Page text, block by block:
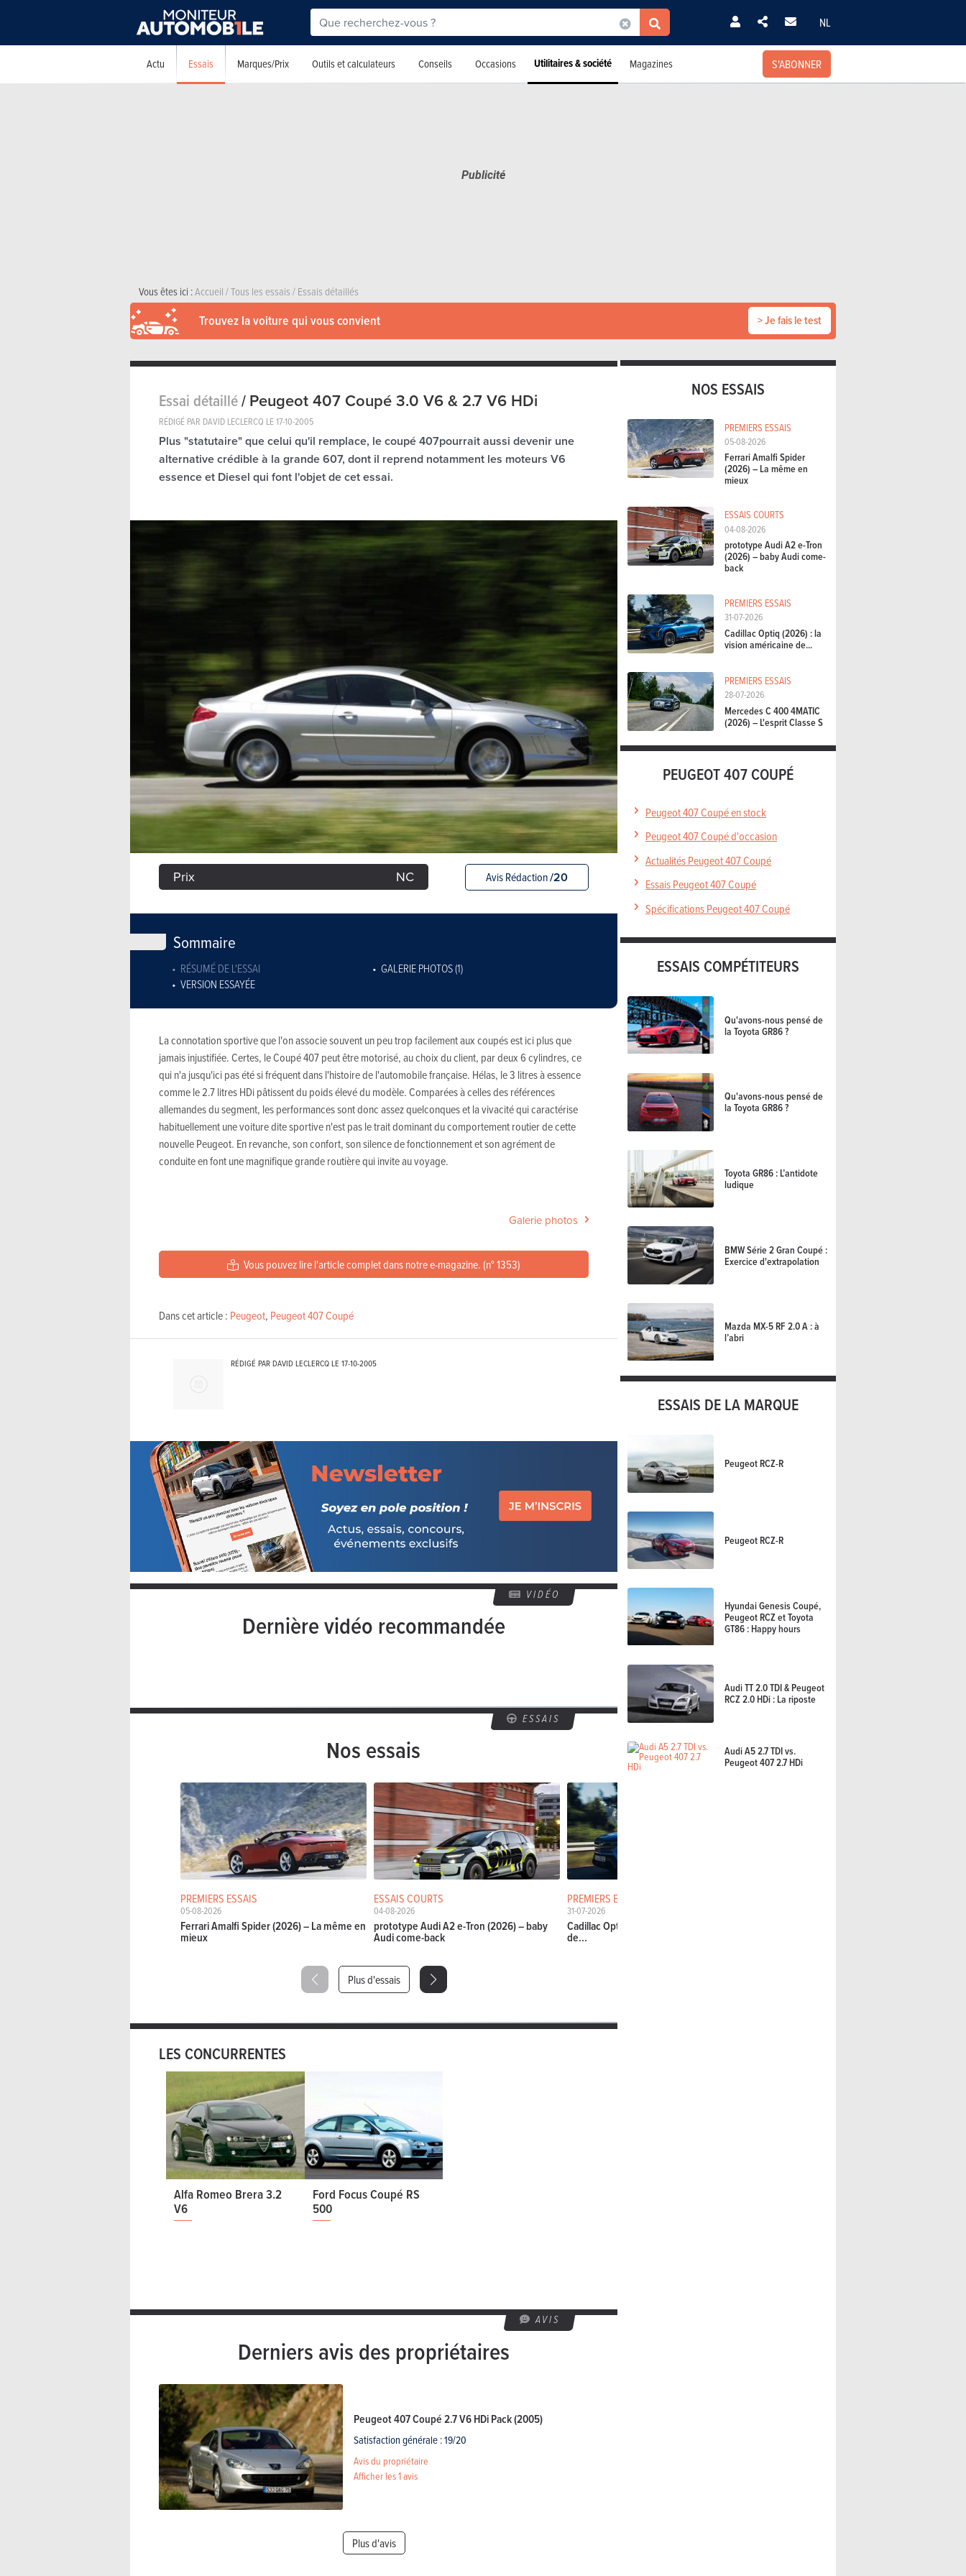
NL
Actu Essais Marques/Prix Outils et calculateurs Conseils Occasions Utilitaires & société Magazines S'ABONNER
Vous êtes ici :Accueil/Tous les essais/Essais détaillés
Trouvez la voiture qui vous convient > Je fais le test
Essai détaillé/Peugeot 407 Coupé 3.0 V6 & 2.7 V6 HDi
RÉDIGÉ PAR DAVID LECLERCQ LE17-10-2005
Plus "statutaire" que celui qu'il remplace, le coupé 407pourrait aussi devenir une
alternative crédible à la grande 607, dont il reprend notamment les moteurs V6
essence et Diesel qui font l'objet de cet essai.
Prix NC Avis Rédaction/20
Sommaire
RÉSUMÉ DE L'ESSAI
GALERIE PHOTOS (1)
VERSION ESSAYÉE
La connotation sportive que l'on associe souvent un peu trop facilement aux coupés est ici plus que
jamais injustifiée. Certes, le Coupé 407 peut être motorisé, au choix du client, par deux 6 cylindres, ce
qui n'a jusqu'ici pas été si fréquent dans l'histoire de l'automobile française. Hélas, le 3 litres à essence
comme le 2.7 litres HDi pâtissent du poids élevé du modèle. Comparées à celles des références
allemandes du segment, les performances sont donc assez quelconques et la vivacité qui caractérise
habituellement une voiture dite sportive n'est pas le trait dominant du comportement routier de cette
nouvelle Peugeot. En revanche, son confort, son silence de fonctionnement et son agrément de
conduite en font une magnifique grande routière qui invite au voyage.
Galerie photos
Vous pouvez lire l'article complet dans notre e-magazine. (n° 1353)
Dans cet article : Peugeot, Peugeot 407 Coupé
RÉDIGÉ PAR DAVID LECLERCQ LE 17-10-2005
VIDÉO
Dernière vidéo recommandée
ESSAIS
Nos essais
PREMIERS ESSAIS
05-08-2026
Ferrari Amalfi Spider (2026) – La même en
mieux
ESSAIS COURTS
04-08-2026
prototype Audi A2 e-Tron (2026) – baby
Audi come-back
PREMIERS ESSAIS
31-07-2026
Cadillac Optiq (2026) : la vision américaine
de...
Plus d'essais
LES CONCURRENTES
Alfa Romeo Brera 3.2
V6
Ford Focus Coupé RS
500
AVIS
Derniers avis des propriétaires
Peugeot 407 Coupé 2.7 V6 HDi Pack (2005)
Satisfaction générale : 19/20
Avis du propriétaire
Afficher les1 avis
Plus d'avis
NOS ESSAIS
PREMIERS ESSAIS
05-08-2026
Ferrari Amalfi Spider
(2026) – La même en
mieux
ESSAIS COURTS
04-08-2026
prototype Audi A2 e-Tron
(2026) – baby Audi come-
back
PREMIERS ESSAIS
31-07-2026
Cadillac Optiq (2026) : la
vision américaine de...
PREMIERS ESSAIS
28-07-2026
Mercedes C 400 4MATIC
(2026) – L'esprit Classe S
PEUGEOT 407 COUPÉ
Peugeot 407 Coupé en stock
Peugeot 407 Coupé d'occasion
Actualités Peugeot 407 Coupé
Essais Peugeot 407 Coupé
Spécifications Peugeot 407 Coupé
ESSAIS COMPÉTITEURS
Qu'avons-nous pensé de
la Toyota GR86 ?
Qu'avons-nous pensé de
la Toyota GR86 ?
Toyota GR86 : L’antidote
ludique
BMW Série 2 Gran Coupé :
Exercice d'extrapolation
Mazda MX-5 RF 2.0 A : à
l’abri
ESSAIS DE LA MARQUE
Peugeot RCZ-R
Peugeot RCZ-R
Hyundai Genesis Coupé,
Peugeot RCZ et Toyota
GT86 : Happy hours
Audi TT 2.0 TDI & Peugeot
RCZ 2.0 HDi : La riposte
Audi A5 2.7 TDI vs.
Peugeot 407 2.7 HDi